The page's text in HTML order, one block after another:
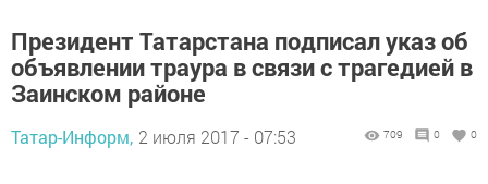
Президент Татарстана подписал указ об
объявлении траура в связи с трагедией в
Заинском районе
Татар-Информ, 2 июля 2017 - 07:53 709 0 0